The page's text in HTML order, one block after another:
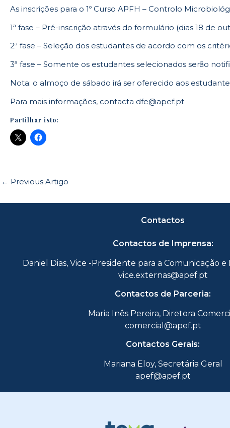
As inscrições para o 1º Curso APFH – Controlo
1ª fase – Pré-inscrição através do formulário (dias 18 de
2ª fase – Seleção dos estudantes de acordo com os
3ª fase – Somente os estudantes selecionados serão
Nota: o almoço de sábado irá ser oferecido aos
Para mais informações, contacta dfe@apef.pt
Partilhar isto:
← Previous Artigo
Contactos
Contactos de Imprensa:
Daniel Dias, Vice -Presidente para a Comunicação
vice.externas@apef.pt
Contactos de Parceria:
Maria Inês Pereira, Diretora
comercial@apef.pt
Contactos Gerais:
Mariana Eloy, Secretária Geral
apef@apef.pt